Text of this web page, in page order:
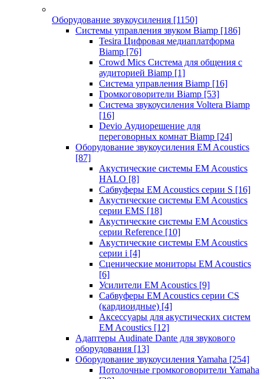
Оборудование звукоусиления [1150]
Системы управления звуком Biamp [186]
Tesira Цифровая медиаплатформа
Biamp [76]
Crowd Mics Система для общения с
аудиторией Biamp [1]
Система управления Biamp [16]
Громкоговорители Biamp [53]
Система звукоусиления Voltera Biamp
[16]
Devio Аудиорешение для
переговорных комнат Biamp [24]
Оборудование звукоусиления EM Acoustics
[87]
Акустические системы EM Acoustics
HALO [8]
Сабвуферы EM Acoustics серии S [16]
Акустические системы EM Acoustics
серии EMS [18]
Акустические системы EM Acoustics
серии Reference [10]
Акустические системы EM Acoustics
серии i [4]
Сценические мониторы EM Acoustics
[6]
Усилители EM Acoustics [9]
Сабвуферы EM Acoustics серии CS
(кардиоидные) [4]
Аксессуары для акустических систем
EM Acoustics [12]
Адаптеры Audinate Dante для звукового
оборудования [13]
Оборудование звукоусиления Yamaha [254]
Потолочные громкоговорители Yamaha